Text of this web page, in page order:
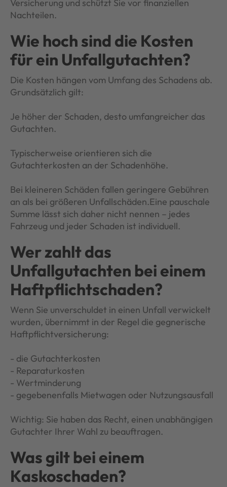
Versicherung und schützt Sie vor finanziellen
Nachteilen.
Wie hoch sind die Kosten
für ein Unfallgutachten?
Die Kosten hängen vom Umfang des Schadens ab.
Grundsätzlich gilt:
Je höher der Schaden, desto umfangreicher das
Gutachten.
Typischerweise orientieren sich die
Gutachterkosten an der Schadenhöhe.
Bei kleineren Schäden fallen geringere Gebühren
an als bei größeren Unfallschäden.Eine pauschale
Summe lässt sich daher nicht nennen – jedes
Fahrzeug und jeder Schaden ist individuell.
Wer zahlt das
Unfallgutachten bei einem
Haftpflichtschaden?
Wenn Sie unverschuldet in einen Unfall verwickelt
wurden, übernimmt in der Regel die gegnerische
Haftpflichtversicherung:
- die Gutachterkosten
- Reparaturkosten
- Wertminderung
- gegebenenfalls Mietwagen oder Nutzungsausfall
Wichtig: Sie haben das Recht, einen unabhängigen
Gutachter Ihrer Wahl zu beauftragen.
Was gilt bei einem
Kaskoschaden?